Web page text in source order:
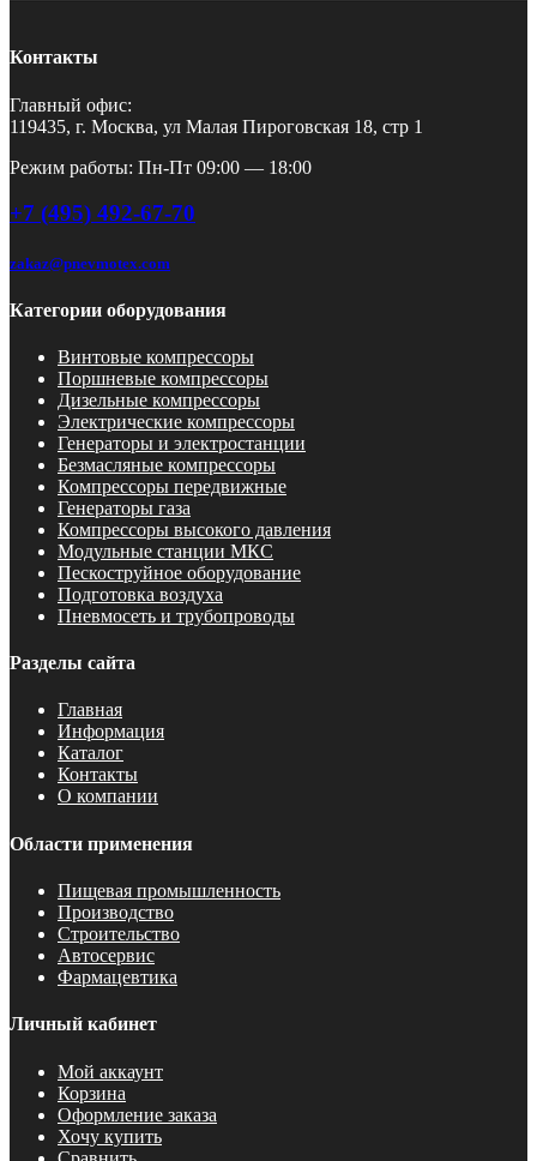
Контакты
Главный офис:
119435, г. Москва, ул Малая Пироговская 18, стр 1
Режим работы: Пн-Пт 09:00 — 18:00
+7 (495) 492-67-70
zakaz@pnevmotex.com
Категории оборудования
Винтовые компрессоры
Поршневые компрессоры
Дизельные компрессоры
Электрические компрессоры
Генераторы и электростанции
Безмасляные компрессоры
Компрессоры передвижные
Генераторы газа
Компрессоры высокого давления
Модульные станции МКС
Пескоструйное оборудование
Подготовка воздуха
Пневмосеть и трубопроводы
Разделы сайта
Главная
Информация
Каталог
Контакты
О компании
Области применения
Пищевая промышленность
Производство
Строительство
Автосервис
Фармацевтика
Личный кабинет
Мой аккаунт
Корзина
Оформление заказа
Хочу купить